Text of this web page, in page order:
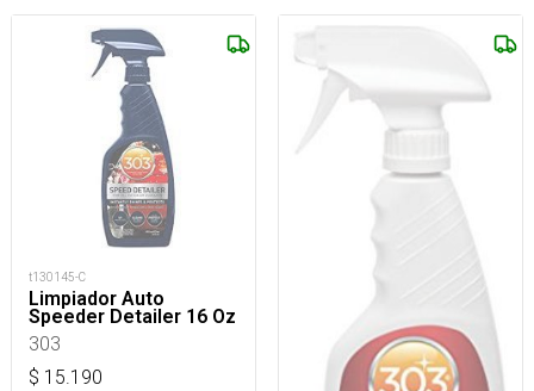
t130145-C
Limpiador Auto
Speeder Detailer 16 Oz
303
$ 15.190